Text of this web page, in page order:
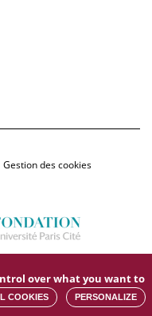
Gestion des cookies
over what you want to
COOKIES PERSONALIZE